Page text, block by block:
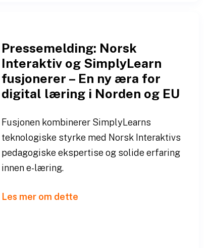
Pressemelding: Norsk
Interaktiv og SimplyLearn
fusjonerer – En ny æra for
digital læring i Norden og EU
Fusjonen kombinerer SimplyLearns
teknologiske styrke med Norsk Interaktivs
pedagogiske ekspertise og solide erfaring
innen e-læring.
Les mer om dette